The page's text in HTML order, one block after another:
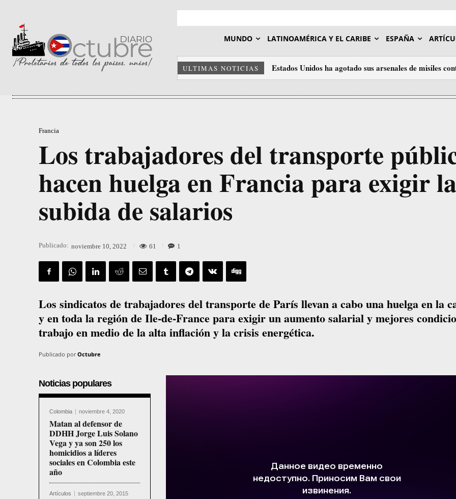
MUNDO LATINOAMÉRICA Y EL CARIBE ESPAÑA
ULTIMAS NOTICIAS Estados Unidos ha agotado sus arsenales de misiles
Venezuela: la siembra de Chávez, la lealtad de Maduro
a olvidar
Francia
Los trabajadores del transporte
hacen huelga en Francia para exigir la
subida de salarios
Publicado: noviembre 10, 2022 61 1
Los sindicatos de trabajadores del transporte de París llevan a cabo una huelga en la
y en toda la región de Ile-de-France para exigir un aumento salarial y mejores
trabajo en medio de la alta inflación y la crisis energética.
Publicado por Octubre
Noticias populares
Colombia noviembre 4, 2020
Matan al defensor de
DDHH Jorge Luis Solano
Vega y ya son 250 los
homicidios a líderes
sociales en Colombia este
año
Artículos septiembre 20, 2015